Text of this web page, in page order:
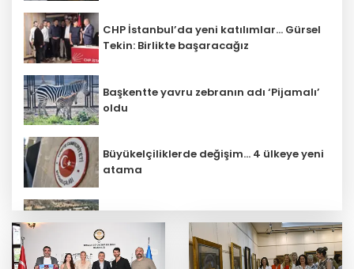
CHP İstanbul’da yeni katılımlar... Gürsel
Tekin: Birlikte başaracağız
Başkentte yavru zebranın adı ‘Pijamalı’
oldu
Büyükelçiliklerde değişim... 4 ülkeye yeni
atama
yolları yeniliyor